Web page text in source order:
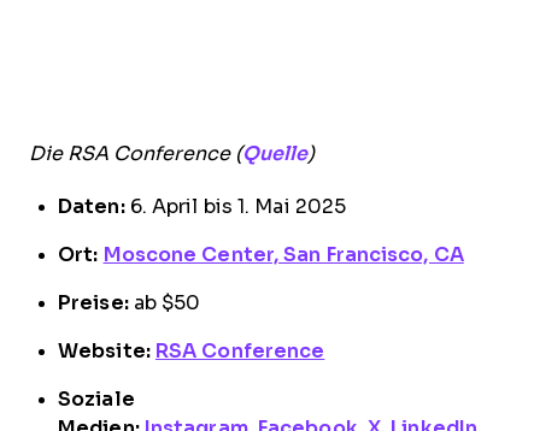
Die RSA Conference (Quelle)
Daten:6. April bis 1. Mai 2025
Ort: Moscone Center, San Francisco, CA
Preise: ab $50
Website: RSA Conference
Soziale